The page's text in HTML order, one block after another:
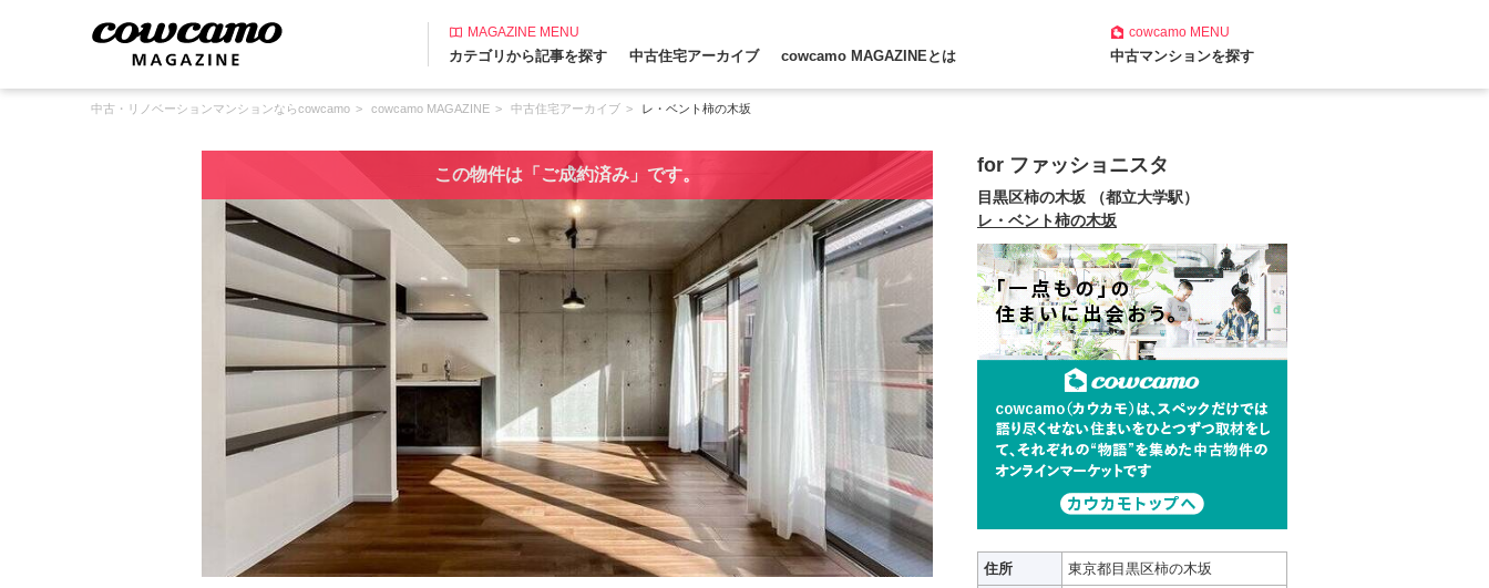
MAGAZINE MENU
カテゴリから記事を探す 中古住宅アーカイブ cowcamo MAGAZINEとは
cowcamoMENU
中古マンションを探す
中古・リノベーションマンションならcowcamo cowcamo MAGAZINE 中古住宅アーカイブ レ・ベント柿の木坂
この物件は「ご成約済み」です。 for ファッショニスタ
目黒区柿の木坂 （都立大学駅）
レ・ベント柿の木坂
住所
東京都目黒区柿の木坂